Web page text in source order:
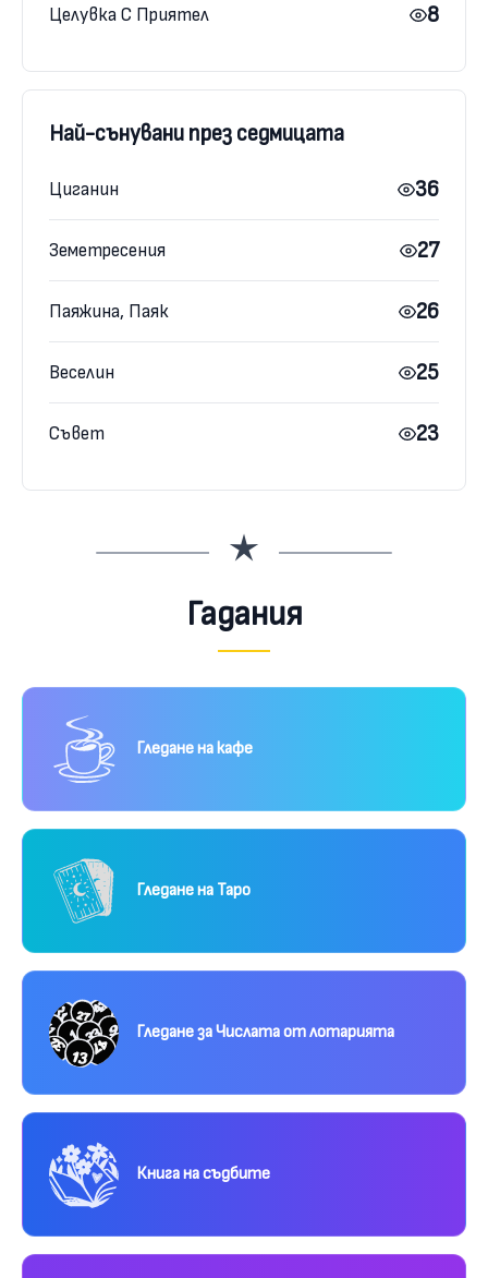
Целувка С Приятел 8
Най-сънувани през седмицата
Циганин 36
Земетресения 27
Паяжина, Паяк 26
Веселин 25
Съвет 23
Гадания
Гледане на кафе
Гледане на Таро
Гледане за Числата от лотарията
Книга на съдбите